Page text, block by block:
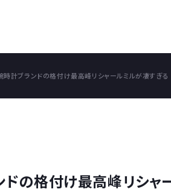
時計ブランドの格付け最高峰リシャールミルが凄すぎる
の格付け最高峰リシャ